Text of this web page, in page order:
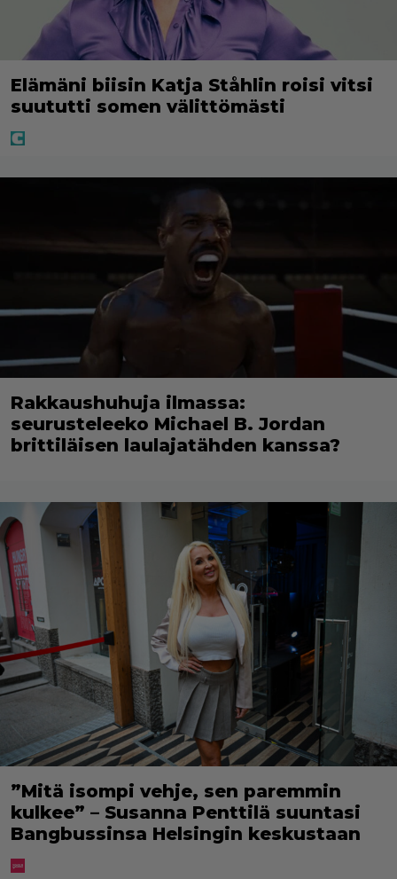
Elämäni biisin Katja Ståhlin roisi vitsi
suututti somen välittömästi
Rakkaushuhuja ilmassa:
seurusteleeko Michael B. Jordan
brittiläisen laulajatähden kanssa?
”Mitä isompi vehje, sen paremmin
kulkee” – Susanna Penttilä suuntasi
Bangbussinsa Helsingin keskustaan